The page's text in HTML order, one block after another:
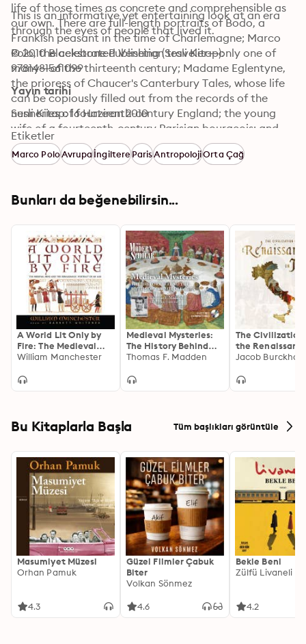
life of those times as concrete and comprehensible as
our own. There are full-length portraits of Bodo, a
Frankish peasant in the time of Charlemagne; Marco
Polo, the celebrated Venetian traveler—only one of
many—of the thirteenth century; Madame Eglentyne,
the prioress of Chaucer's Canterbury Tales, whose life
can be copiously filled out from the records of the
nunneries of fourteenth-century England; the young
wife of a fourteenth-century Parisian bourgeois; and
two English merchants of the fifteenth century, Thomas
Betson of the wool trade and Thomas Paycocke, an
This is an informative yet entertaining look at an era
through the eyes of people that lived it.
© 2010 Blackstone Publishing (Sesli Kitap):
9781481561099
Yayın tarihi
Sesli Kitap: 16 Haziran 2010
Etiketler
Marco PoloAvrupaİngiltereParisAntropolojiOrta Çağ
Bunları da beğenebilirsin...
A World Lit Only by
Fire: The Medieval
Mind and the
of an Age
William Manchester
Medieval Mysteries:
The History Behind
the Myths of the
Thomas F. Madden
The
the
Italy
Jacob
Bu Kitaplarla Başla Tüm başlıkları görüntüle
Masumiyet Müzesi
Orhan Pamuk
4.3
Güzel Filmler Çabuk
Biter
Volkan Sönmez
4.6
Bekle Beni
Zülfü Livaneli
4.2